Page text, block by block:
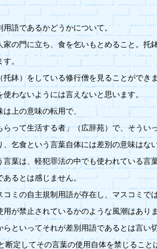
語であるかどうかについて。
家の門に立ち、食を乞いもとめること。托
。
托鉢）をしている修行僧を見ることができ
使わないようには言えないと思います。
上の意味の転用で、
らって生活する者」（広辞苑）で、そうい
、乞食という言葉自体には差別の意味はな
言葉は、軽犯罪法の中でも使われている言
るとは感じません。
ミの自主規制用語が存在し、マスコミで
用が禁止されているかのような風潮はあり
らといってそれが差別用語であるとは言い
断定してその言葉の使用自体を禁じること